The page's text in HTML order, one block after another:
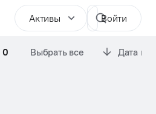
Активы Войти
0 Выбрать все Дата